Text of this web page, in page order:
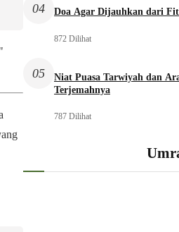
04 Doa Agar Dijauhkan dari
872 Dilihat
05
Niat Puasa Tarwiyah dan
Terjemahnya
787 Dilihat